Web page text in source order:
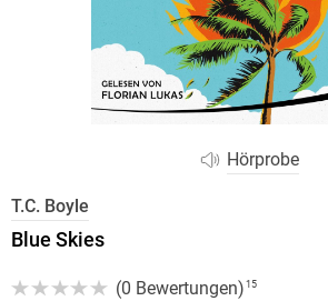
Hörprobe
T.C. Boyle
Blue Skies
(0 Bewertungen) 15